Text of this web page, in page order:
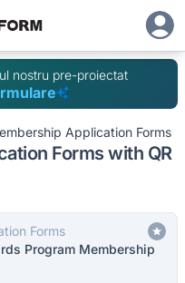
nostru pre-proiectat
Application Forms
Forms with QR
Forms
Program Membership